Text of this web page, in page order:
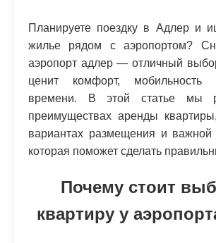
Планируете поездку в Адлер и
жилье рядом с аэропортом?
аэропорт адлер — отличный
ценит комфорт,
времени. В этой статье мы
преимуществах аренды
вариантах размещения и
которая поможет сделать
Почему стоит
квартиру у